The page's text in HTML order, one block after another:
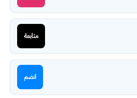
متابعة
انضم